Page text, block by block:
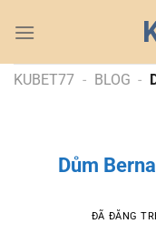
đến
dungKUBET77 - BLOG -
Dům
ĐÃ ĐĂNG